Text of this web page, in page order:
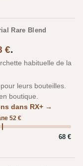
Rare Blend
€.
habituelle de la
leurs bouteilles.
boutique.
dans RX+ →
52 €
68 €